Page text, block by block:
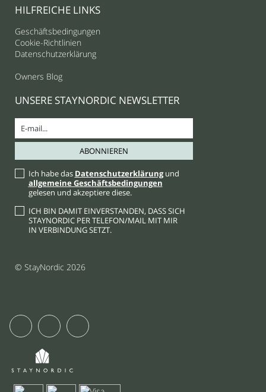
HILFREICHE LINKS
Geschäftsbedingungen
Cookie-Richtlinien
Datenschutzerklärung
Owners Blog
UNSERE STAYNORDIC NEWSLETTER
Ich habe das Datenschutzerklärungund
allgemeine Geschäftsbedingungen
gelesen und akzeptiere diese.
ICH BIN DAMIT EINVERSTANDEN, DASS SICH
STAYNORDIC PER TELEFON/MAIL MIT MIR
IN VERBINDUNG SETZT.
© StayNordic 2026